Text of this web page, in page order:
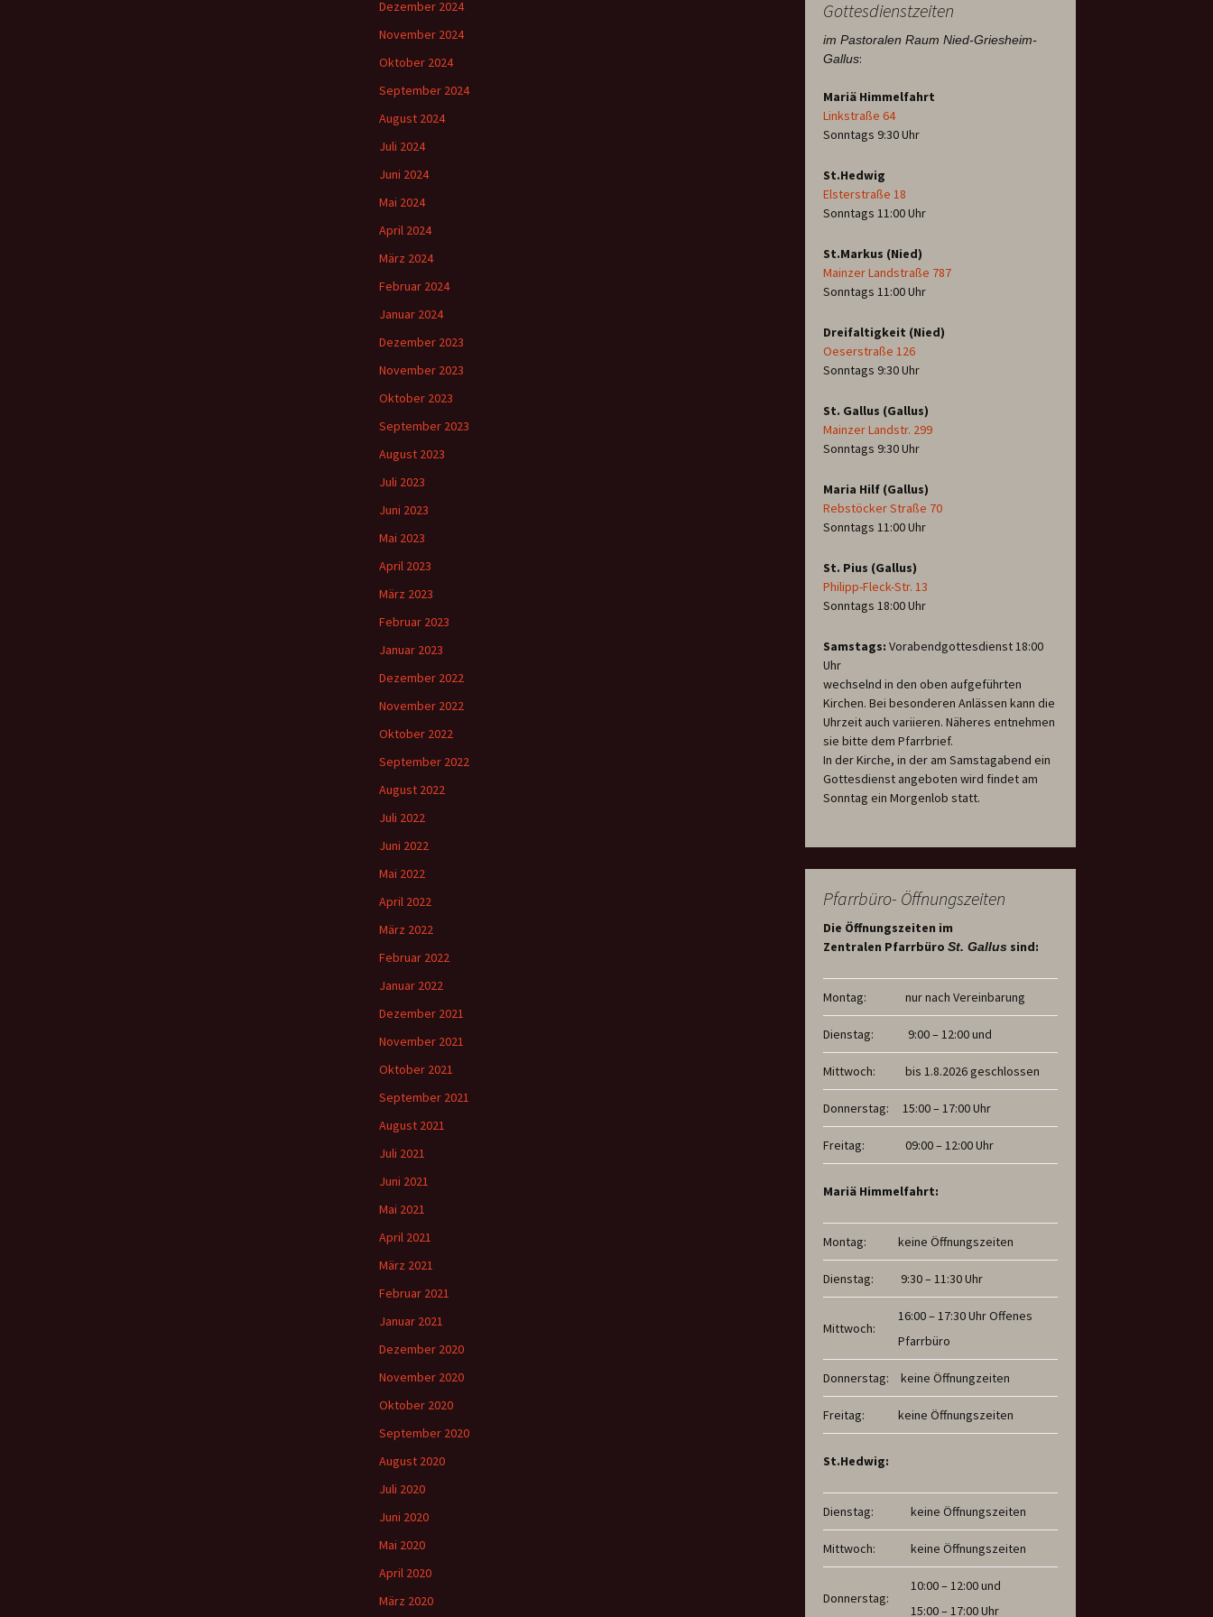
Gottesdienstzeiten
im Pastoralen Raum Nied-Griesheim-
Gallus:
Mariä Himmelfahrt
Linkstraße 64
Sonntags 9:30 Uhr
St.Hedwig
Elsterstraße 18
Sonntags 11:00 Uhr
St.Markus (Nied)
Mainzer Landstraße 787
Sonntags 11:00 Uhr
Dreifaltigkeit (Nied)
Oeserstraße 126
Sonntags 9:30 Uhr
St. Gallus (Gallus)
Mainzer Landstr. 299
Sonntags 9:30 Uhr
Maria Hilf (Gallus)
Rebstöcker Straße 70
Sonntags 11:00 Uhr
St. Pius (Gallus)
Philipp-Fleck-Str. 13
Sonntags 18:00 Uhr
Samstags: Vorabendgottesdienst 18:00
Uhr
wechselnd in den oben aufgeführten
Kirchen. Bei besonderen Anlässen kann die
Uhrzeit auch variieren. Näheres entnehmen
sie bitte dem Pfarrbrief.
In der Kirche, in der am Samstagabend ein
Gottesdienst angeboten wird findet am
Sonntag ein Morgenlob statt.
Pfarrbüro- Öffnungszeiten
Die Öffnungszeiten im
Zentralen Pfarrbüro St. Gallus sind:
Montag: nur nach Vereinbarung
Dienstag: 9:00 – 12:00 und
Mittwoch: bis 1.8.2026 geschlossen
Donnerstag: 15:00 – 17:00 Uhr
Freitag: 09:00 – 12:00 Uhr
Mariä Himmelfahrt:
Montag: keine Öffnungszeiten
Dienstag: 9:30 – 11:30 Uhr
Mittwoch:
16:00 – 17:30 Uhr Offenes
Pfarrbüro
Donnerstag: keine Öffnungzeiten
Freitag: keine Öffnungszeiten
St.Hedwig:
Dienstag: keine Öffnungszeiten
Mittwoch: keine Öffnungszeiten
Donnerstag:
10:00 – 12:00 und
15:00 – 17:00 Uhr
Dezember 2024
November 2024
Oktober 2024
September 2024
August 2024
Juli 2024
Juni 2024
Mai 2024
April 2024
März 2024
Februar 2024
Januar 2024
Dezember 2023
November 2023
Oktober 2023
September 2023
August 2023
Juli 2023
Juni 2023
Mai 2023
April 2023
März 2023
Februar 2023
Januar 2023
Dezember 2022
November 2022
Oktober 2022
September 2022
August 2022
Juli 2022
Juni 2022
Mai 2022
April 2022
März 2022
Februar 2022
Januar 2022
Dezember 2021
November 2021
Oktober 2021
September 2021
August 2021
Juli 2021
Juni 2021
Mai 2021
April 2021
März 2021
Februar 2021
Januar 2021
Dezember 2020
November 2020
Oktober 2020
September 2020
August 2020
Juli 2020
Juni 2020
Mai 2020
April 2020
März 2020